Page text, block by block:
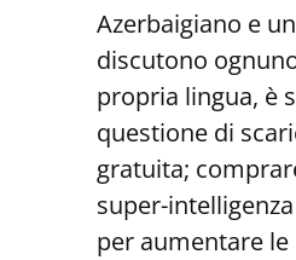
Azerbaigiano e
discutono
propria lingua, è
questione di
gratuita;
super-
per aumentare